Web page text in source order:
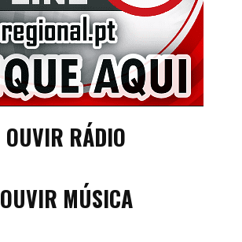
OUVIR RÁDIO
OUVIR MÚSICA